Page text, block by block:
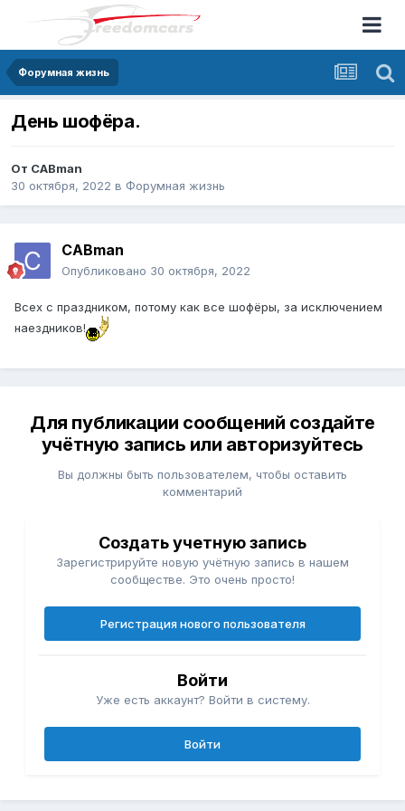
Форумная жизнь
День шофёра.
От CABman
30 октября, 2022 в Форумная жизнь
CABman
Опубликовано 30 октября, 2022
Всех с праздником, потому как все шофёры, за исключением
наездников!
Для публикации сообщений создайте
учётную запись или авторизуйтесь
Вы должны быть пользователем, чтобы оставить
комментарий
Создать учетную запись
Зарегистрируйте новую учётную запись в нашем
сообществе. Это очень просто!
Регистрация нового пользователя
Войти
Уже есть аккаунт? Войти в систему.
Войти